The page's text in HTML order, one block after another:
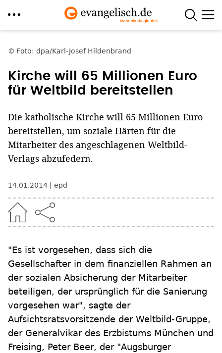
zumFoto: dpa/Karl-Josef Hildenbrand
Kirche will 65 Millionen Euro
für Weltbild bereitstellen
Die katholische Kirche will 65 Millionen Euro
bereitstellen, um soziale Härten für die
Mitarbeiter des angeschlagenen Weltbild-
Verlags abzufedern.
14.01.2014 epd
"Es ist vorgesehen, dass sich die
Gesellschafter in dem finanziellen Rahmen an
der sozialen Absicherung der Mitarbeiter
beteiligen, der ursprünglich für die Sanierung
vorgesehen war", sagte der
Aufsichtsratsvorsitzende der Weltbild-Gruppe,
der Generalvikar des Erzbistums München und
Freising, Peter Beer, der "Augsburger